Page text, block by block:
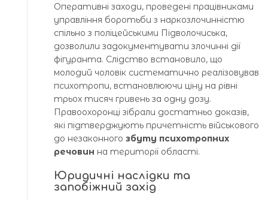
Оперативні заходи, проведені працівниками
управління боротьби з наркозлочинністю
спільно з поліцейськими Підволочиська,
дозволили задокументувати злочинні дії
фігуранта. Слідство встановило, що
молодий чоловік систематично реалізовував
психотропи, встановлюючи ціну на рівні
трьох тисяч гривень за одну дозу.
Правоохоронці зібрали достатньо доказів,
які підтверджують причетність військового
до незаконного збуту психотропних
речовин на території області.
Юридичні наслідки та
запобіжний захід